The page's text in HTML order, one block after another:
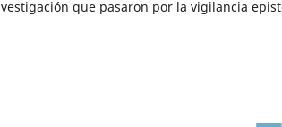
que pasaron por la vigilancia